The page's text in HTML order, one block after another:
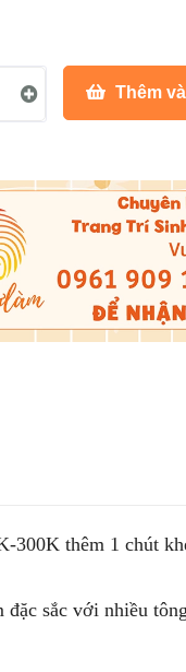
Thêm
thêm 1 chút
sắc với nhiều